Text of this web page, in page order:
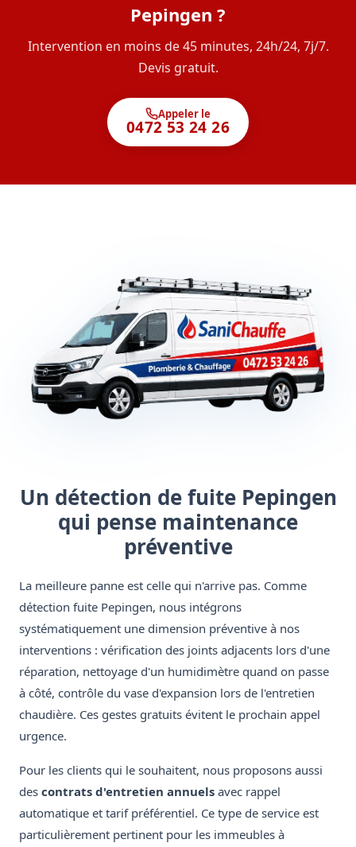
Pepingen ?
Intervention en moins de 45 minutes, 24h/24, 7j/7.
Devis gratuit.
Appeler le
0472 53 24 26
Un détection de fuite Pepingen
qui pense maintenance
préventive
La meilleure panne est celle qui n'arrive pas. Comme
détection fuite Pepingen, nous intégrons
systématiquement une dimension préventive à nos
interventions : vérification des joints adjacents lors d'une
réparation, nettoyage d'un humidimètre quand on passe
à côté, contrôle du vase d'expansion lors de l'entretien
chaudière. Ces gestes gratuits évitent le prochain appel
urgence.
Pour les clients qui le souhaitent, nous proposons aussi
des contrats d'entretien annuels avec rappel
automatique et tarif préférentiel. Ce type de service est
particulièrement pertinent pour les immeubles à